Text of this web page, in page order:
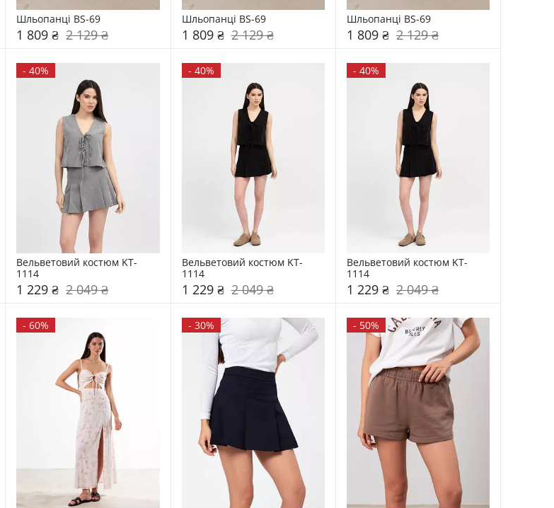
Шльопанці BS-69
1 809 ₴ 2 129 ₴
Шльопанці BS-69
1 809 ₴ 2 129 ₴
Шльопанці BS-69
1 809 ₴ 2 129 ₴
-40%
Вельветовий костюм KT-
1114
1 229 ₴ 2 049 ₴
- 40%
Вельветовий костюм KT-
1114
1 229 ₴ 2 049 ₴
- 40%
Вельветовий костюм KT-
1114
1 229 ₴ 2 049 ₴
-60% - 30% - 50%